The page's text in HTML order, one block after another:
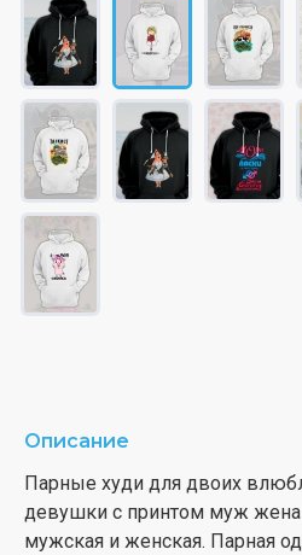
Описание
Парные худи для двоих
девушки с принтом муж жена
мужская и женская. Парная